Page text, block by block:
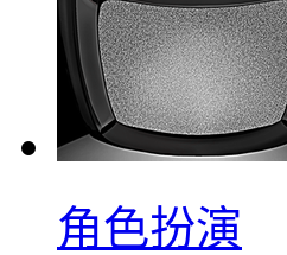
角色扮演